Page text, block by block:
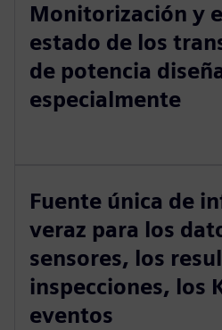
Monitorización y
estado de los
de potencia
especialmente
Fuente única de
veraz para los
sensores, los
inspecciones, los
eventos